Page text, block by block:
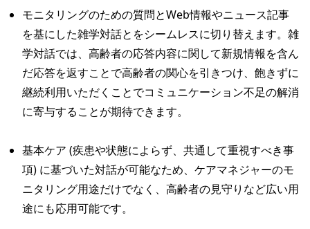
モニタリングのための質問とWeb情報やニュース記事
を基にした雑学対話とをシームレスに切り替えます。雑
学対話では、高齢者の応答内容に関して新規情報を含ん
だ応答を返すことで高齢者の関心を引きつけ、飽きずに
継続利用いただくことでコミュニケーション不足の解消
に寄与することが期待できます。
基本ケア (疾患や状態によらず、共通して重視すべき事
項) に基づいた対話が可能なため、ケアマネジャーのモ
ニタリング用途だけでなく、高齢者の見守りなど広い用
途にも応用可能です。